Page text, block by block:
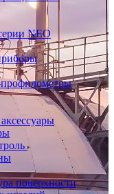
NEO
профилометры
поверхности